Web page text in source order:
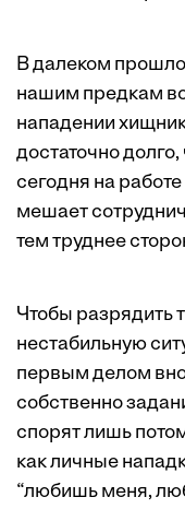
В далеком
нашим предкам
нападении
достаточно
сегодня на
мешает
тем труднее
Чтобы разрядить
нестабильную
первым делом
собственно
спорят лишь
как личные
“любишь меня,